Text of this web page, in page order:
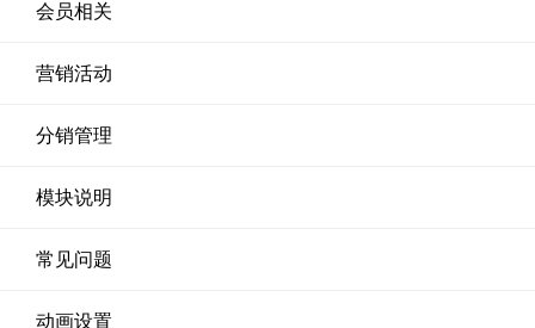
会员相关
营销活动
分销管理
模块说明
常见问题
动画设置